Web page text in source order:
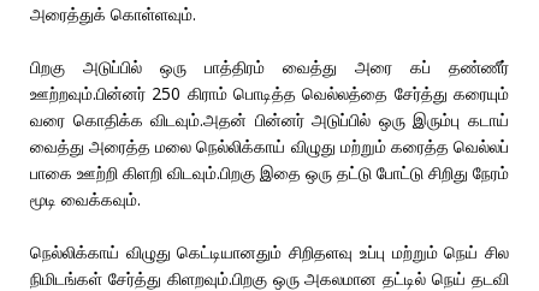
அரைத்துக் கொள்ளவும்.
பிறகு அடுப்பில் ஒரு பாத்திரம் வைத்து அரை கப் தண்ணீர்
ஊற்றவும்.பின்னர் 250 கிராம் பொடித்த வெல்லத்தை சேர்த்து கரையும்
வரை கொதிக்க விடவும்.அதன் பின்னர் அடுப்பில் ஒரு இரும்பு கடாய்
வைத்து அரைத்த மலை நெல்லிக்காய் விழுது மற்றும் கரைத்த வெல்லப்
பாகை ஊற்றி கிளறி விடவும்.பிறகு இதை ஒரு தட்டு போட்டு சிறிது நேரம்
மூடி வைக்கவும்.
நெல்லிக்காய் விழுது கெட்டியானதும் சிறிதளவு உப்பு மற்றும் நெய் சில
நிமிடங்கள் சேர்த்து கிளறவும்.பிறகு ஒரு அகலமான தட்டில் நெய் தடவி